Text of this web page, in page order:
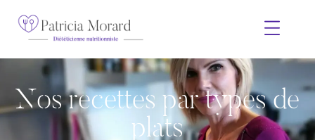
Nos recettes par types de
plats